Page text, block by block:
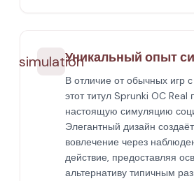
simulationУникальный опыт
В отличие от обычных игр
этот титул Sprunki OC Real
настоящую симуляцию
Элегантный дизайн
вовлечение через
действие, предоставляя
альтернативу типичным